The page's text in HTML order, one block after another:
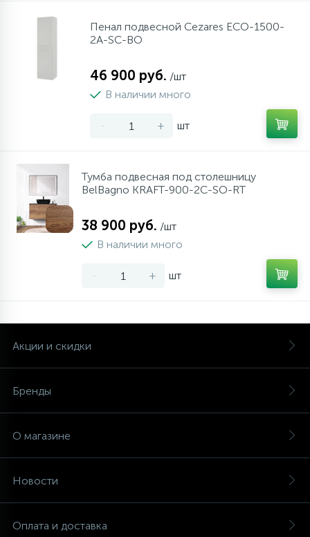
Пенал подвесной Cezares ECO-1500-
2A-SC-BO
46 900 руб. /шт
В наличии много
- + шт
Тумба подвесная под столешницу
BelBagno KRAFT-900-2C-SO-RT
38 900 руб. /шт
В наличии много
- + шт
Акции и скидки
Бренды
О магазине
Новости
Оплата и доставка